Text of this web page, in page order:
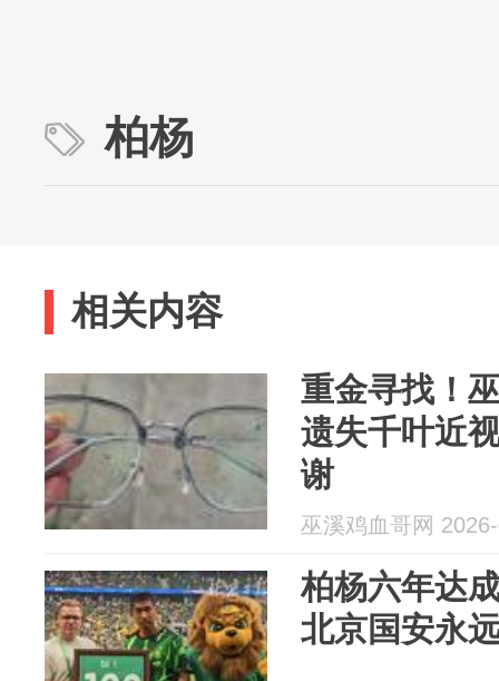
柏杨
相关内容
重金寻找！
遗失千叶近
谢
巫溪鸡血哥网
柏杨六年达
北京国安永